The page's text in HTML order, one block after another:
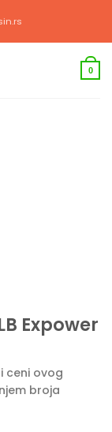
0
Expower
ceni ovog
broja